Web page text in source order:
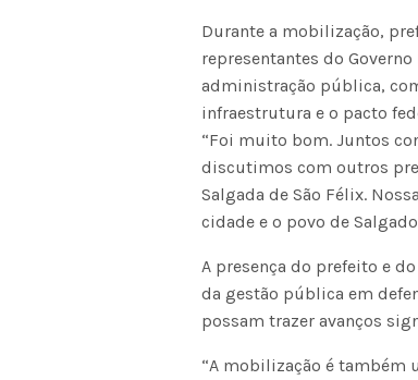
Durante a mobilização,
representantes do
administração pública,
infraestrutura e o pacto
“Foi muito bom. Juntos
discutimos com outros
Salgada de São Félix.
cidade e o povo de
A presença do prefeito e
da gestão pública em
possam trazer avanços
“A mobilização é também